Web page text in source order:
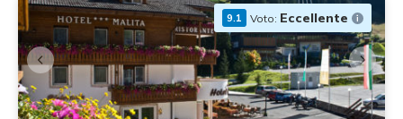
9.1 Voto: Eccellente